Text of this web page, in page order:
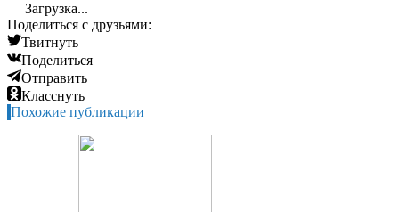
Загрузка...
Поделиться с друзьями:
Твитнуть
Поделиться
Отправить
Класснуть
Похожие публикации